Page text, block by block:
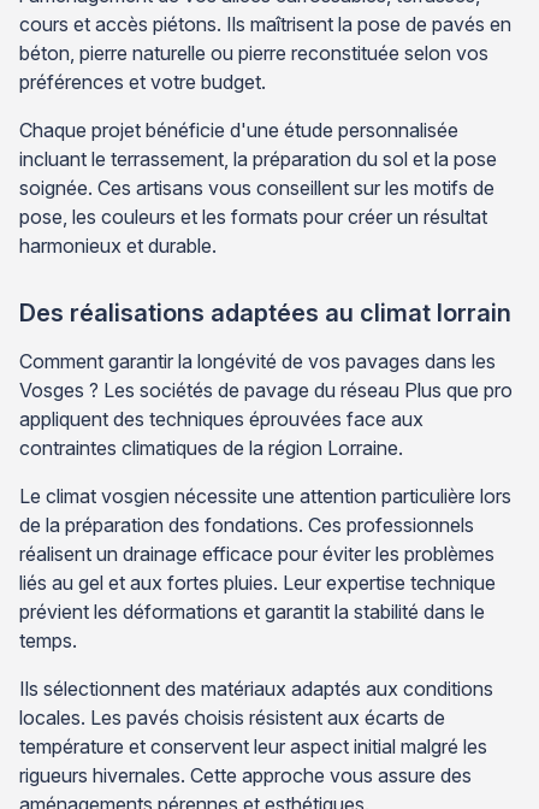
cours et accès piétons. Ils maîtrisent la pose de pavés en
béton, pierre naturelle ou pierre reconstituée selon vos
préférences et votre budget.
Chaque projet bénéficie d'une étude personnalisée
incluant le terrassement, la préparation du sol et la pose
soignée. Ces artisans vous conseillent sur les motifs de
pose, les couleurs et les formats pour créer un résultat
harmonieux et durable.
Des réalisations adaptées au climat lorrain
Comment garantir la longévité de vos pavages dans les
Vosges ? Les sociétés de pavage du réseau Plus que pro
appliquent des techniques éprouvées face aux
contraintes climatiques de la région Lorraine.
Le climat vosgien nécessite une attention particulière lors
de la préparation des fondations. Ces professionnels
réalisent un drainage efficace pour éviter les problèmes
liés au gel et aux fortes pluies. Leur expertise technique
prévient les déformations et garantit la stabilité dans le
temps.
Ils sélectionnent des matériaux adaptés aux conditions
locales. Les pavés choisis résistent aux écarts de
température et conservent leur aspect initial malgré les
rigueurs hivernales. Cette approche vous assure des
aménagements pérennes et esthétiques.